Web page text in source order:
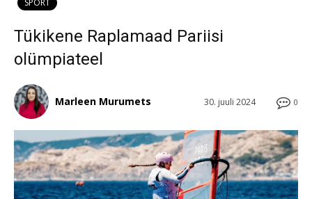
SPORT
Tükikene Raplamaad Pariisi
olümpiateel
0
30. juuli 2024
Marleen Murumets